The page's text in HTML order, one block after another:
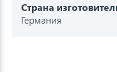
Страна
Германия